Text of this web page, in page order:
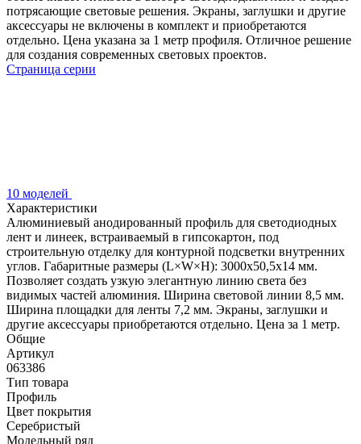
потрясающие световые решения. Экраны, заглушки и другие
аксессуары не включены в комплект и приобретаются
отдельно. Цена указана за 1 метр профиля. Отличное решение
для создания современных световых проектов.
Страница серии
10 моделей
Характеристики
Алюминиевый анодированный профиль для светодиодных
лент и линеек, встраиваемый в гипсокартон, под
строительную отделку для контурной подсветки внутренних
углов. Габаритные размеры (L×W×H): 3000x50,5x14 мм.
Позволяет создать узкую элегантную линию света без
видимых частей алюминия. Ширина световой линии 8,5 мм.
Ширина площадки для ленты 7,2 мм. Экраны, заглушки и
другие аксессуары приобретаются отдельно. Цена за 1 метр.
Общие
Артикул
063386
Тип товара
Профиль
Цвет покрытия
Серебристый
Модельный ряд